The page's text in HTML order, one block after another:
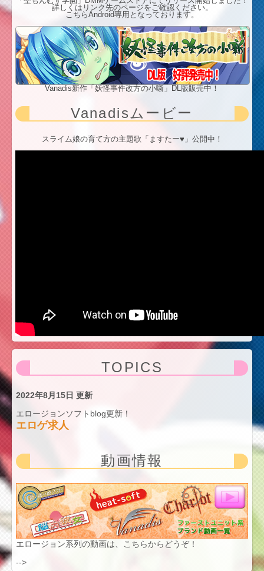
詳しくはリンク先のページをご確認ください。
こちらAndroid専用となっております。
Vanadis新作「妖怪事件改方の小噺」DL版販売中！
Vanadisムービー
スライム娘の育て方の主題歌「ますたー♥」公開中！
TOPICS
2022年8月15日 更新
エロージョンソフトblog更新！
エロゲ求人
動画情報
エロージョン系列の動画は、こちらからどうぞ！
-->